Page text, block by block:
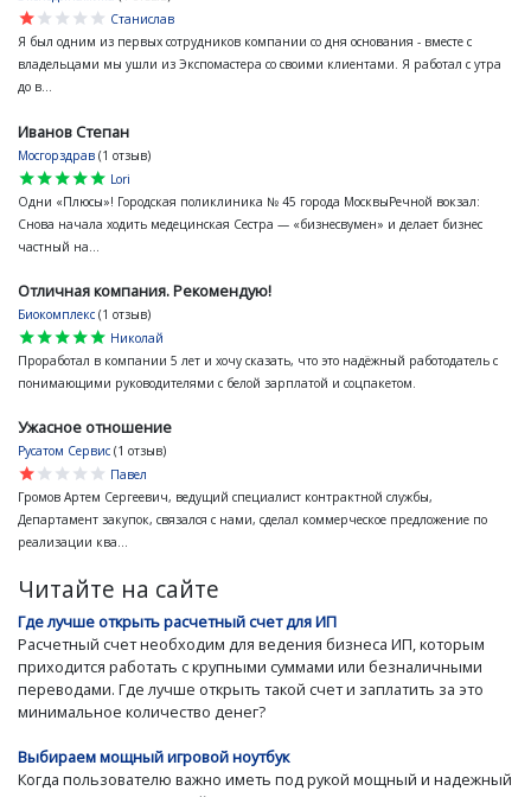
star
star
star
star
star
Станислав
Я был одним из первых сотрудников компании со дня основания - вместе с
владельцами мы ушли из Экспомастера со своими клиентами. Я работал с утра
до в...
Иванов Степан
Мосгорздрав (1 отзыв)
star
star
star
star
star
Lori
Одни «Плюсы»! Городская поликлиника № 45 города МосквыРечной вокзал:
Снова начала ходить медецинская Сестра — «бизнесвумен» и делает бизнес
частный на...
Отличная компания. Рекомендую!
Биокомплекс (1 отзыв)
star
star
star
star
star
Николай
Проработал в компании 5 лет и хочу сказать, что это надёжный работодатель с
понимающими руководителями с белой зарплатой и соцпакетом.
Ужасное отношение
Русатом Сервис (1 отзыв)
star
star
star
star
star
Павел
Громов Артем Сергеевич, ведущий специалист контрактной службы,
Департамент закупок, связался с нами, сделал коммерческое предложение по
реализации ква...
Читайте на сайте
Где лучше открыть расчетный счет для ИП
Расчетный счет необходим для ведения бизнеса ИП, которым
приходится работать с крупными суммами или безналичными
переводами. Где лучше открыть такой счет и заплатить за это
минимальное количество денег?
Выбираем мощный игровой ноутбук
Когда пользователю важно иметь под рукой мощный и надежный